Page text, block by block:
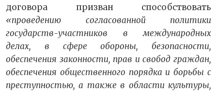
договора призван способствовать
«проведению согласованной политики
государств-участников в международных
делах, в сфере обороны, безопасности,
обеспечения законности, прав и свобод граждан,
обеспечения общественного порядка и борьбы с
преступностью, а также в области культуры,